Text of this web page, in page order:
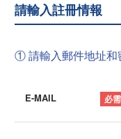
請輸入註冊情報
① 請輸入郵件地址和
E-MAIL